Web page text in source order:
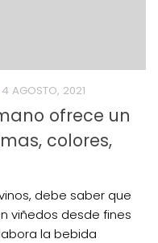
4 AGOSTO, 2021
ofrece un
colores,
debe saber que
viñedos desde fines
la bebida